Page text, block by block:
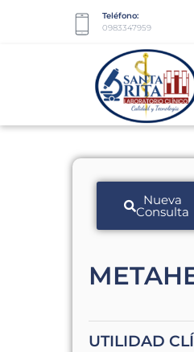
Teléfono:
0983347959
Nueva
Consulta
UTILIDAD